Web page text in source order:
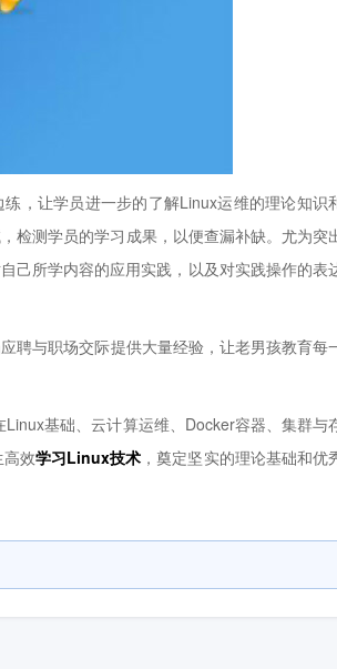
，让学员进一步的了解Linux运维的理论知识
检测学员的学习成果，以便查漏补缺。尤为突
己所学内容的应用实践，以及对实践操作的表
应聘与职场交际提供大量经验，让老男孩教育每
基础、云计算运维、Docker容器、集群与
高效学习Linux技术 ，奠定坚实的理论基础和优